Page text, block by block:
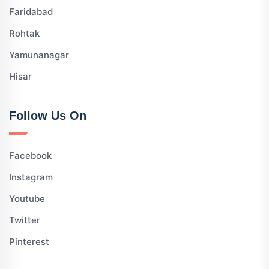
Faridabad
Rohtak
Yamunanagar
Hisar
Follow Us On
Facebook
Instagram
Youtube
Twitter
Pinterest